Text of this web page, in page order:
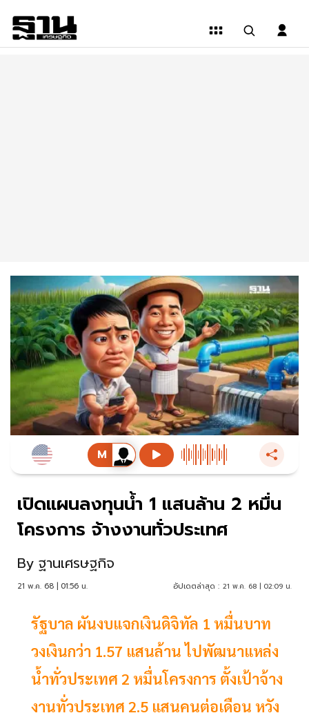
เปิดแผนลงทุนน้ำ 1 แสนล้าน 2 หมื่น
โครงการ จ้างงานทั่วประเทศ
By ฐานเศรษฐกิจ
21 พ.ค. 68 | 01:56 น. อัปเดตล่าสุด : 21 พ.ค. 68 | 02:09 น.
รัฐบาล ผันงบแจกเงินดิจิทัล 1 หมื่นบาท
วงเงินกว่า 1.57 แสนล้าน ไปพัฒนาแหล่ง
น้ำทั่วประเทศ 2 หมื่นโครงการ ตั้งเป้าจ้าง
งานทั่วประเทศ 2.5 แสนคนต่อเดือน หวัง